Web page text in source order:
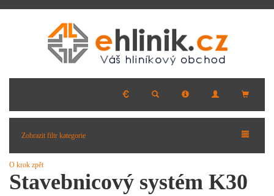
Zobrazit filtr kategorie
O krok zpět
Stavebnicový systém K30